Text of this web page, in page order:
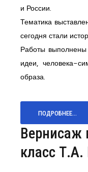
и России.
Тематика
сегодня стали
Работы выполнены
идеи, человека-
образа.
ПОДРОБНЕЕ...
Вернисаж
класс